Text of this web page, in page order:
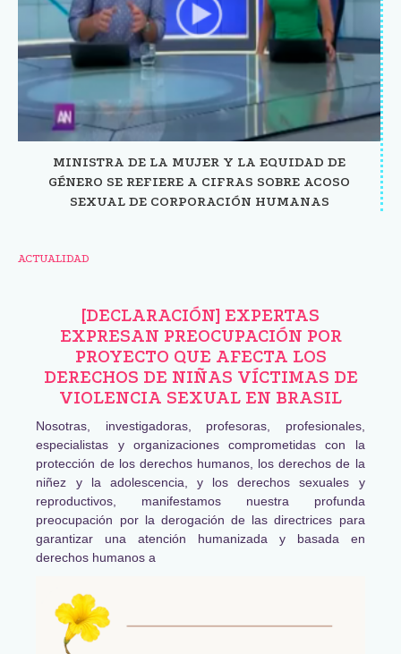
MINISTRA DE LA MUJER Y LA EQUIDAD DE
GÉNERO SE REFIERE A CIFRAS SOBRE ACOSO
SEXUAL DE CORPORACIÓN HUMANAS
ACTUALIDAD
[DECLARACIÓN] EXPERTAS
EXPRESAN PREOCUPACIÓN POR
PROYECTO QUE AFECTA LOS
DERECHOS DE NIÑAS VÍCTIMAS DE
VIOLENCIA SEXUAL EN BRASIL
Nosotras, investigadoras, profesoras, profesionales,
especialistas y organizaciones comprometidas con la
protección de los derechos humanos, los derechos de la
niñez y la adolescencia, y los derechos sexuales y
reproductivos, manifestamos nuestra profunda
preocupación por la derogación de las directrices para
garantizar una atención humanizada y basada en
derechos humanos a